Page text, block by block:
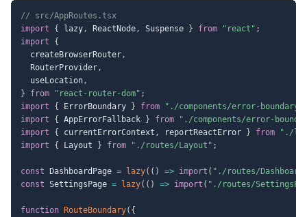
// src/AppRoutes.tsx
import
{ lazy, ReactNode, Suspense } from "react" ;
import
{
  createBrowserRouter
,
  RouterProvider
,
  useLocation
,
}
from "react-router-dom" ;
import
{ ErrorBoundary } from
"./components/error-boundary/
import
{ AppErrorFallback } from
"./components/error-
import
{ currentErrorContext , reportReactError } from
"./
import
{ Layout } from "./routes/Layout" ;
const DashboardPage = lazy( ( ) => import ( "./routes/
const SettingsPage = lazy( ( ) => import ( "./routes/
function RouteBoundary( {